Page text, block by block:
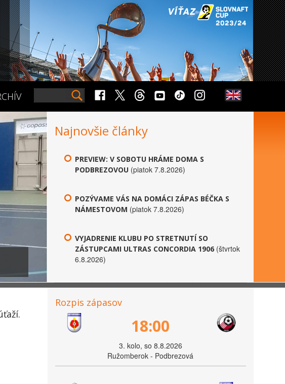
Najnovšie články
PREVIEW: V SOBOTU HRÁME DOMA S
PODBREZOVOU (piatok 7.8.2026)
POZÝVAME VÁS NA DOMÁCI ZÁPAS BÉČKA S
NÁMESTOVOM (piatok 7.8.2026)
VYJADRENIE KLUBU PO STRETNUTÍ SO
ZÁSTUPCAMI ULTRAS CONCORDIA 1906 (štvrtok
6.8.2026)
Rozpis zápasov
18:00
3. kolo, so 8.8.2026
Ružomberok - Podbrezová